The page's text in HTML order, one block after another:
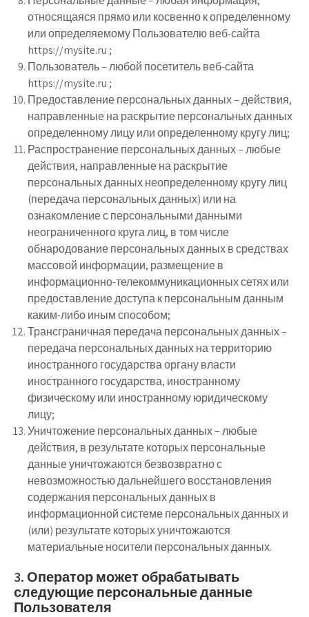
относящаяся прямо или косвенно к определенному
или определяемому Пользователю веб-сайта
https://mysite.ru ;
Пользователь – любой посетитель веб-сайта
https://mysite.ru ;
Предоставление персональных данных – действия,
направленные на раскрытие персональных данных
определенному лицу или определенному кругу лиц;
Распространение персональных данных – любые
действия, направленные на раскрытие
персональных данных неопределенному кругу лиц
(передача персональных данных) или на
ознакомление с персональными данными
неограниченного круга лиц, в том числе
обнародование персональных данных в средствах
массовой информации, размещение в
информационно-телекоммуникационных сетях или
предоставление доступа к персональным данным
каким-либо иным способом;
Трансграничная передача персональных данных –
передача персональных данных на территорию
иностранного государства органу власти
иностранного государства, иностранному
физическому или иностранному юридическому
лицу;
Уничтожение персональных данных – любые
действия, в результате которых персональные
данные уничтожаются безвозвратно с
невозможностью дальнейшего восстановления
содержания персональных данных в
информационной системе персональных данных и
(или) результате которых уничтожаются
материальные носители персональных данных.
3. Оператор может обрабатывать
следующие персональные данные
Пользователя